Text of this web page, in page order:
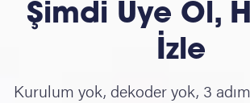
Şimdi Üye Ol,
İzle
Kurulum yok, dekoder yok, 3